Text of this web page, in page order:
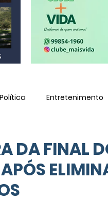
Política Entretenimento
DA FINAL